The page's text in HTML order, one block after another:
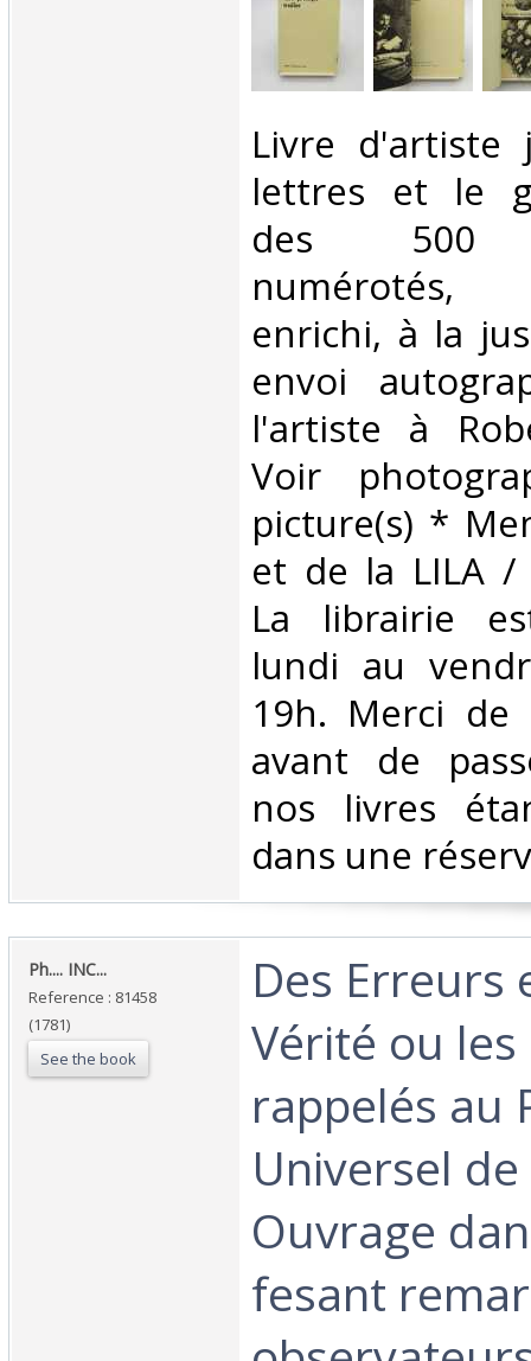
‎Livre d'artiste
lettres et le
des 500
enrichi, à la
envoi
l'artiste à
Voir
picture(s) *
et de la LILA /
La librairie
lundi au
19h. Merci de
avant de
nos livres
dans une
‎Ph.... INC...‎
Reference : 81458
(1781)
See the book
‎Des Erreurs
Vérité ou
rappelés au
Universel
Ouvrage
fesant